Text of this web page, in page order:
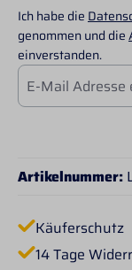
Ich habe die
genommen und die
einverstanden.
Artikelnummer:
Käuferschutz
14 Tage